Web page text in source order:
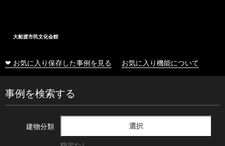
大船渡市民文化会館
❤ お気に入り保存した事例を見る お気に入り機能について
事例を検索する
建物分類 選択